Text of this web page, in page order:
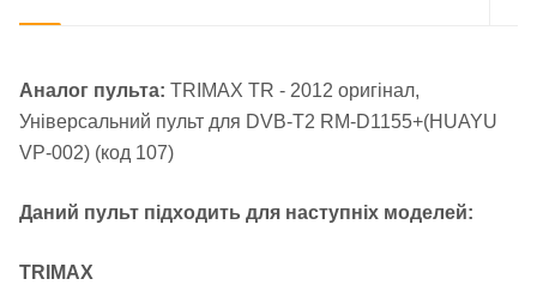
Аналог пульта: TRIMAX TR - 2012 оригінал,
Універсальний пульт для DVB-T2 RM-D1155+(HUAYU
VP-002) (код 107)
Даний пульт підходить для наступніх моделей:
TRIMAX